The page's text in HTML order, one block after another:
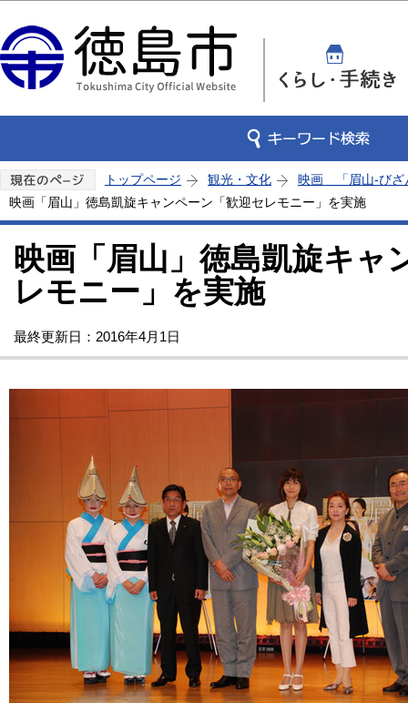
トップページ 観光・文化
映画 「眉山-び
映画「眉山」徳島凱旋キャンペーン「歓迎セレモニー」を実施
映画「眉山」徳島凱旋キャ
レモニー」を実施
最終更新日：2016年4月1日